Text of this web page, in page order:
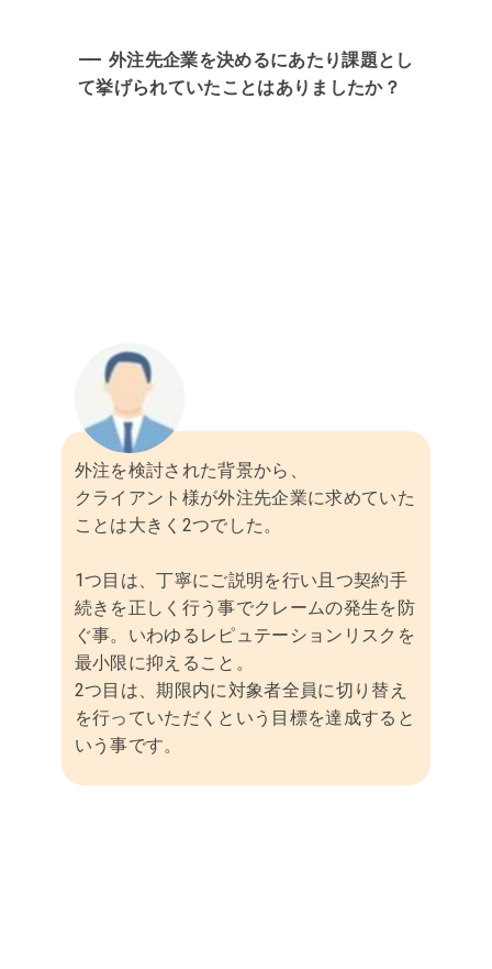
外注先企業を決めるにあたり課題とし
て挙げられていたことはありましたか？
外注を検討された背景から、
クライアント様が外注先企業に求めていた
ことは大きく2つでした。
1つ目は、丁寧にご説明を行い且つ契約手
続きを正しく行う事でクレームの発生を防
ぐ事。いわゆるレピュテーションリスクを
最小限に抑えること。
2つ目は、期限内に対象者全員に切り替え
を行っていただくという目標を達成すると
いう事です。